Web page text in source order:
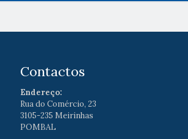
Contactos
Endereço:
Rua do Comércio, 23
3105-235 Meirinhas
POMBAL